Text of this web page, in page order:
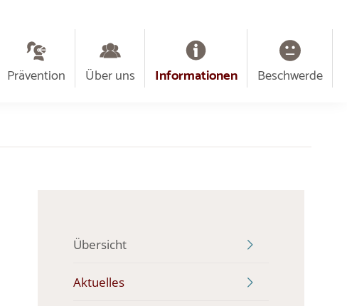
Prävention Über uns Informationen Beschwerde
Übersicht
Aktuelles